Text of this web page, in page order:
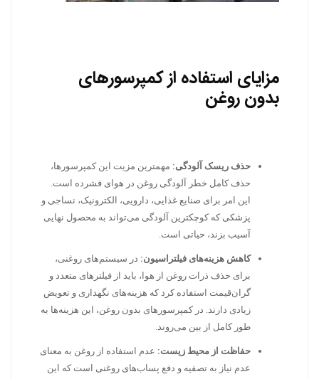
مزایای استفاده از کمپرسورهای
بدون روغن
حذف ریسک آلودگی: مهمترین مزیت این کمپرسورها،
حذف کامل خطر آلودگی روغن در هوای فشرده است.
این امر برای صنایع غذایی، دارویی، الکترونیک، نساجی و
پزشکی که کوچکترین آلودگی می‌تواند به محصول نهایی
آسیب بزند، حیاتی است.
کاهش هزینه‌های فیلتراسیون: در سیستم‌های روغنی،
برای حذف ذرات روغن از هوا، باید از فیلترهای متعدد و
گران‌قیمت استفاده کرد که هزینه‌های نگهداری و تعویض
زیادی دارند. در کمپرسورهای بدون روغن، این هزینه‌ها به
طور کامل از بین می‌روند.
حفاظت از محیط زیست: عدم استفاده از روغن به معنای
عدم نیاز به تصفیه و دفع پساب‌های روغنی است که این